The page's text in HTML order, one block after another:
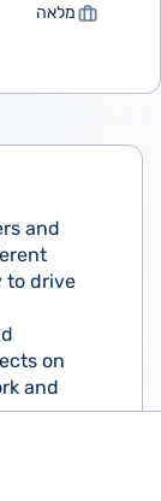
מלאה
and
to drive
on
and